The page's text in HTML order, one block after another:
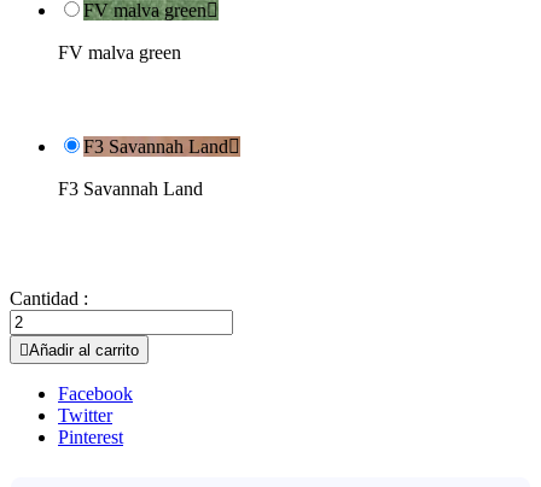
FV malva green
FV malva green
F3 Savannah Land
F3 Savannah Land
Cantidad :
Añadir al carrito
Facebook
Twitter
Pinterest